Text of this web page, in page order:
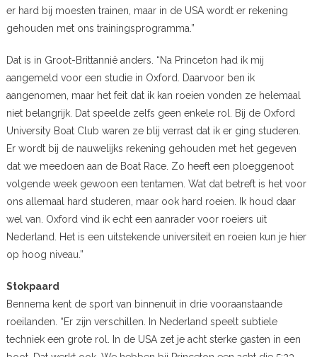
er hard bij moesten trainen, maar in de USA wordt er rekening
gehouden met ons trainingsprogramma.”
Dat is in Groot-Brittannië anders. “Na Princeton had ik mij
aangemeld voor een studie in Oxford. Daarvoor ben ik
aangenomen, maar het feit dat ik kan roeien vonden ze helemaal
niet belangrijk. Dat speelde zelfs geen enkele rol. Bij de Oxford
University Boat Club waren ze blij verrast dat ik er ging studeren.
Er wordt bij de nauwelijks rekening gehouden met het gegeven
dat we meedoen aan de Boat Race. Zo heeft een ploeggenoot
volgende week gewoon een tentamen. Wat dat betreft is het voor
ons allemaal hard studeren, maar ook hard roeien. Ik houd daar
wel van. Oxford vind ik echt een aanrader voor roeiers uit
Nederland. Het is een uitstekende universiteit en roeien kun je hier
op hoog niveau.”
Stokpaard
Bennema kent de sport van binnenuit in drie vooraanstaande
roeilanden. “Er zijn verschillen. In Nederland speelt subtiele
techniek een grote rol. In de USA zet je acht sterke gasten in een